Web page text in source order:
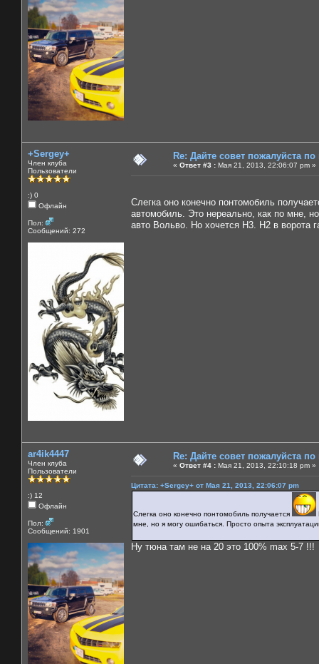
+Sergey+
Член клуба
Пользователи
:) 0
Офлайн
Пол:
Сообщений: 272
Re: Дайте совет пожалуйста
« Ответ #3 : Мая 21, 2013, 22:06:07 pm »
Слегка оно конечно понтомобиль
автомобиль. Это нереально, как по мне,
авто Вольво. Но хочется Н3. Н2 в ворота
ar4ik4447
Член клуба
Пользователи
:) 12
Офлайн
Пол:
Сообщений: 1901
Re: Дайте совет пожалуйста
« Ответ #4 : Мая 21, 2013, 22:10:18 pm »
Цитата: +Sergey+ от Мая 21, 2013, 22:06:07 pm
Слегка оно конечно понтомобиль получается
мне, но я могу ошибаться. Просто опыта
Ну тюна там не на 20 это 100% max 5-7 !!!